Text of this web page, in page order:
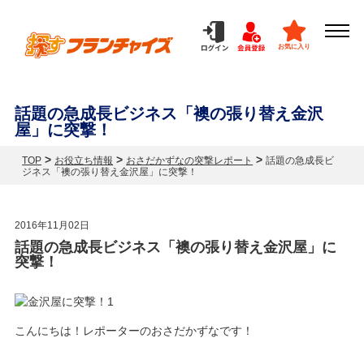
お気に入り
話題の急成長ビジネス「襖の張り替え金沢
屋」に突撃！
TOP > お役立ち情報 > おさだかずなの突撃レポート >話題の急成長ビ
ジネス「襖の張り替え金沢屋」に突撃！
2016年11月02日
話題の急成長ビジネス「襖の張り替え金沢屋」に
突撃！
こんにちは！レポーターのおさだかずなです！